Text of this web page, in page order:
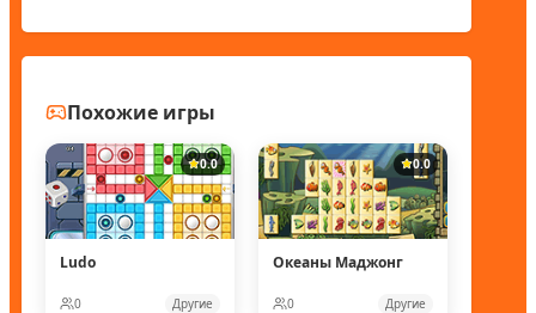
Похожие игры
0.0
Ludo
0 Другие
0.0
Океаны Маджонг
0 Другие